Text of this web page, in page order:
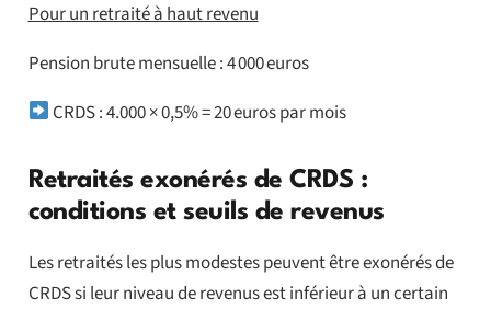
Pour un retraité à haut revenu
Pension brute mensuelle : 4 000 euros
CRDS : 4.000 × 0,5% = 20 euros par mois
Retraités exonérés de CRDS :
conditions et seuils de revenus
Les retraités les plus modestes peuvent être exonérés de
CRDS si leur niveau de revenus est inférieur à un certain